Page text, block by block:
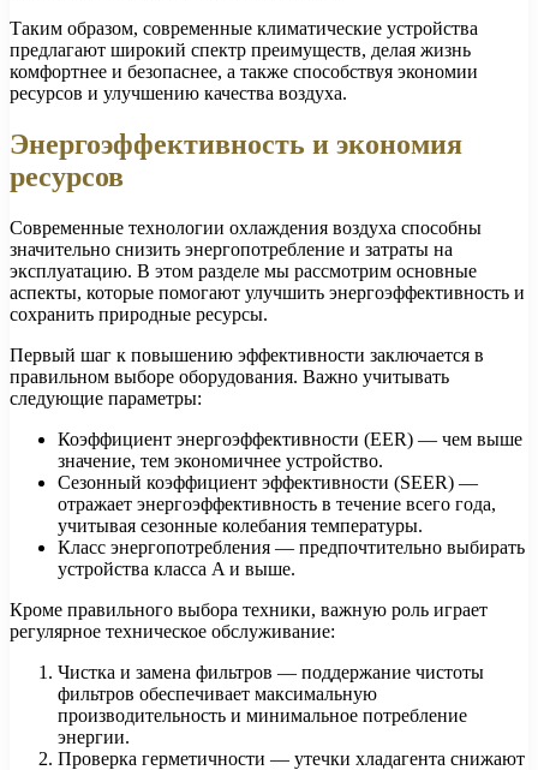
Таким образом, современные климатические устройства
предлагают широкий спектр преимуществ, делая жизнь
комфортнее и безопаснее, а также способствуя экономии
ресурсов и улучшению качества воздуха.
Энергоэффективность и экономия
ресурсов
Современные технологии охлаждения воздуха способны
значительно снизить энергопотребление и затраты на
эксплуатацию. В этом разделе мы рассмотрим основные
аспекты, которые помогают улучшить энергоэффективность и
сохранить природные ресурсы.
Первый шаг к повышению эффективности заключается в
правильном выборе оборудования. Важно учитывать
следующие параметры:
Коэффициент энергоэффективности (EER) — чем выше
значение, тем экономичнее устройство.
Сезонный коэффициент эффективности (SEER) —
отражает энергоэффективность в течение всего года,
учитывая сезонные колебания температуры.
Класс энергопотребления — предпочтительно выбирать
устройства класса A и выше.
Кроме правильного выбора техники, важную роль играет
регулярное техническое обслуживание:
Чистка и замена фильтров — поддержание чистоты
фильтров обеспечивает максимальную
производительность и минимальное потребление
энергии.
Проверка герметичности — утечки хладагента снижают